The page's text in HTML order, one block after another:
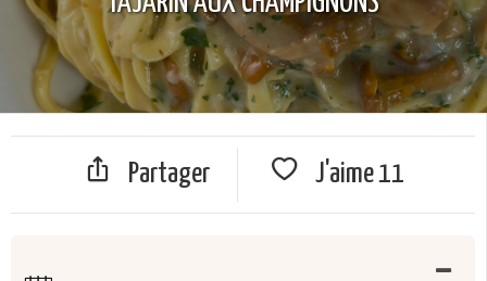
Partager J'aime11